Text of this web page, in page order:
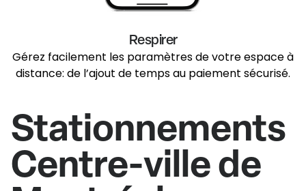
Respirer
Gérez facilement les paramètres de votre espace à
distance: de l’ajout de temps au paiement sécurisé.
Stationnements
Centre-ville de